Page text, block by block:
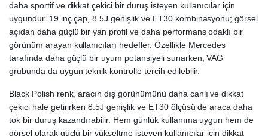
daha sportif ve dikkat çekici bir duruş isteyen kullanıcılar için
uygundur. 19 inç çap, 8.5J genişlik ve ET30 kombinasyonu; görsel
açıdan daha güçlü bir yan profil ve daha performans odaklı bir
görünüm arayan kullanıcıları hedefler. Özellikle Mercedes
tarafında daha güçlü bir uyum potansiyeli sunarken, VAG
grubunda da uygun teknik kontrolle tercih edilebilir.
Black Polish renk, aracın dış görünümünü daha canlı ve dikkat
çekici hale getirirken 8.5J genişlik ve ET30 ölçüsü de araca daha
tok bir duruş kazandırabilir. Hem günlük kullanıma uygun hem de
görsel olarak güçlü bir yükseltme isteyen kullanıcılar için dikkat